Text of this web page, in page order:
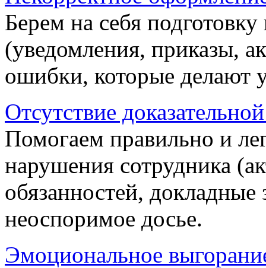
Берем на себя
(уведомления, приказы,
ошибки, которые делают
Отсутствие
Помогаем правильно и
нарушения сотрудника
обязанностей,
неоспоримое досье.
Эмоциональное